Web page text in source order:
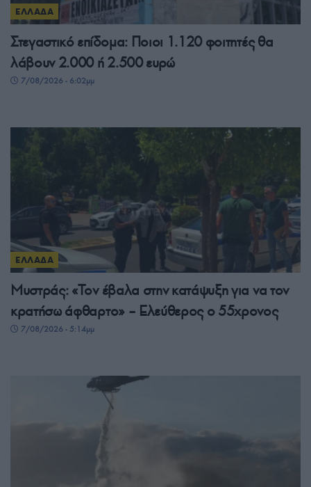
ΕΛΛΑΔΑ
Στεγαστικό επίδομα: Ποιοι 1.120 φοιτητές θα
λάβουν 2.000 ή 2.500 ευρώ
7/08/2026 - 6:02μμ
ΕΛΛΑΔΑ
Μυστράς: «Τον έβαλα στην κατάψυξη για να τον
κρατήσω άφθαρτο» – Ελεύθερος ο 55χρονος
7/08/2026 - 5:14μμ